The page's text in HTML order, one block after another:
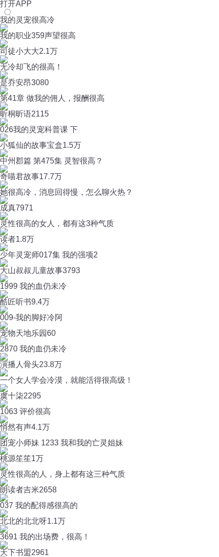
打开APP
我的灵宠很高冷
我的职业359声望很高
司徒小大大2.1万
无冷却飞的很高！
是乔安昂3080
第41章 做我的佣人，报酬很高
昕桐昕语2115
026我的灵宠科普课 下
小狐仙的故事宝盒1.5万
中州郡篇 第475集 灵智很高？
奇喵君故事17.7万
她很高冷，消息回得慢，怎么聊火热？
成真7971
灵性很高的女人，都有这3种气质
读者1.8万
少年灵宠师017集 我的强项2
大山叔叔儿童故事3793
1999 我的血仍未冷
酷匠听书9.4万
009-我的脚好冷阿
宠物天地乐园60
2870 我的血仍未冷
演播人骨头23.8万
一个女人学会冷漠，就能活得很高级！
虞十柒2295
1063 评价很高
悄然有声4.1万
团宠小师妹 1233 我和我的亡灵姐妹
桃源笙笙1万
灵性很高的人，身上都有这三种气质
朗读者吉米2658
037 我的配得感很高的
北北的北北呀1.1万
3691 我的出场费，很高！
天下书盟2961